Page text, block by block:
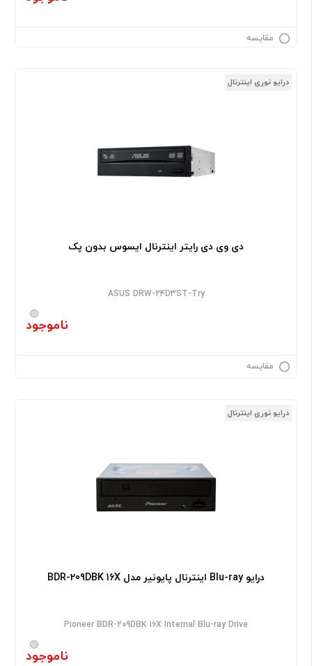
مقایسه
درایو نوری اینترنال
دی وی دی رایتر اینترنال ایسوس بدون پک
ASUS DRW-24D3ST-Try
ناموجود
مقایسه
درایو نوری اینترنال
درایو Blu-ray اینترنال پایونیر مدل BDR-209DBK 16X
Pioneer BDR-209DBK 16X Internal Blu-ray Drive
ناموجود